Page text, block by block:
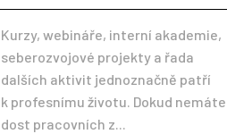
Kurzy, webináře, interní akademie,
seberozvojové projekty a řada
dalších aktivit jednoznačně patří
k profesnímu životu. Dokud nemáte
dost pracovních z...